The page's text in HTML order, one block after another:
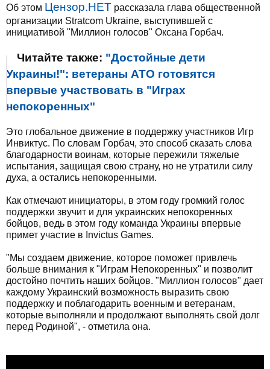
Об этом Цензор.НЕТ рассказала глава общественной
организации Stratcom Ukraine, выступившей с
инициативой "Миллион голосов" Оксана Горбач.
Читайте также: "Достойные дети
Украины!": ветераны АТО готовятся
впервые участвовать в "Играх
непокоренных"
Это глобальное движение в поддержку участников Игр
Инвиктус. По словам Горбач, это способ сказать слова
благодарности воинам, которые пережили тяжелые
испытания, защищая свою страну, но не утратили силу
духа, а остались непокоренными.
Как отмечают инициаторы, в этом году громкий голос
поддержки звучит и для украинских непокоренных
бойцов, ведь в этом году команда Украины впервые
примет участие в Invictus Games.
"Мы создаем движение, которое поможет привлечь
больше внимания к "Играм Непокоренных" и позволит
достойно почтить наших бойцов. "Миллион голосов" дает
каждому Украинский возможность выразить свою
поддержку и поблагодарить военным и ветеранам,
которые выполняли и продолжают выполнять свой долг
перед Родиной", - отметила она.